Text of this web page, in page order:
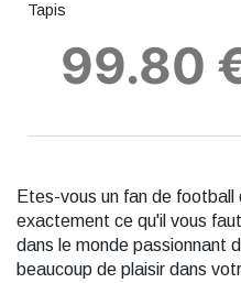
Tapis
99.80
Etes-vous un fan de football
exactement ce qu'il vous
dans le monde passionnant
beaucoup de plaisir dans